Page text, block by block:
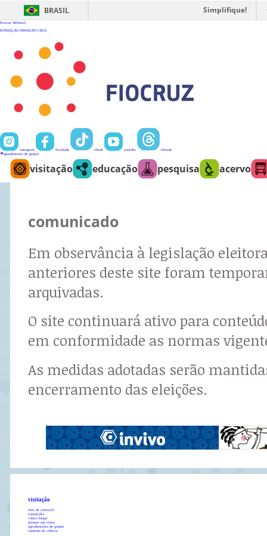
BRASIL Simplifique!
Fiocruz Webmail
FUNDAÇÃO OSWALDO CRUZ
instagram facebook tiktok youtube
threads
agendamento de grupos
visitação educação pesquisa acervo
comunicado
Em observância à legislação
anteriores deste site foram
arquivadas.
O site continuará ativo para
em conformidade as normas
As medidas adotadas serão
encerramento das eleições.
visitação
área de visitação
exposições
como chegar
planeje sua visita
agendamento de grupos
expresso da ciência